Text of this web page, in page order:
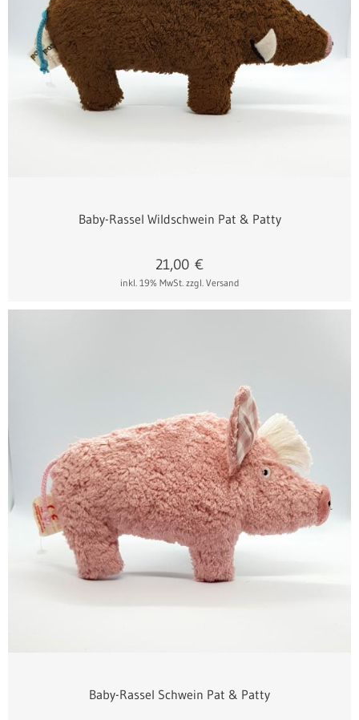
Baby-Rassel Wildschwein Pat & Patty
inkl. 19% MwSt. zzgl. Versand
21,00 €
Baby-Rassel Schwein Pat & Patty